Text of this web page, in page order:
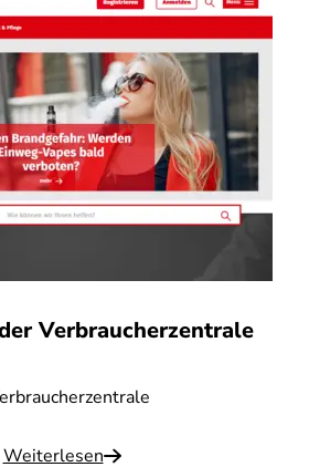
Verbraucherzentrale
Weiterlesen